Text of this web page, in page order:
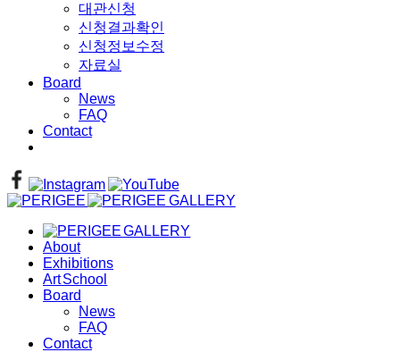
대관신청
신청결과확인
신청정보수정
자료실
Board
News
FAQ
Contact
About
Exhibitions
Art School
Board
News
FAQ
Contact